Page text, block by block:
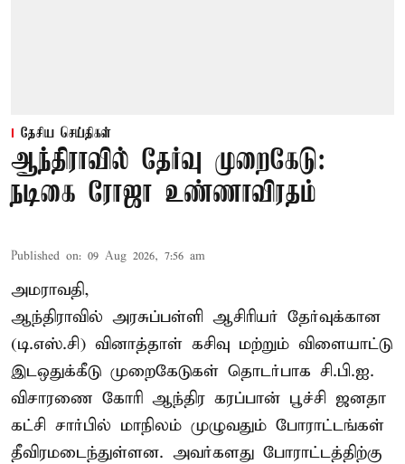
தேசிய செய்திகள்
ஆந்திராவில் தேர்வு முறைகேடு:
நடிகை ரோஜா உண்ணாவிரதம்
Published on: 09 Aug 2026, 7:56 am
அமராவதி,
ஆந்திராவில் அரசுப்பள்ளி ஆசிரியர் தேர்வுக்கான
(டி.எஸ்.சி) வினாத்தாள் கசிவு மற்றும் விளையாட்டு
இடஒதுக்கீடு முறைகேடுகள் தொடர்பாக சி.பி.ஐ.
விசாரணை கோரி ஆந்திர கரப்பான் பூச்சி ஜனதா
கட்சி சார்பில் மாநிலம் முழுவதும் போராட்டங்கள்
தீவிரமடைந்துள்ளன. அவர்களது போராட்டத்திற்கு